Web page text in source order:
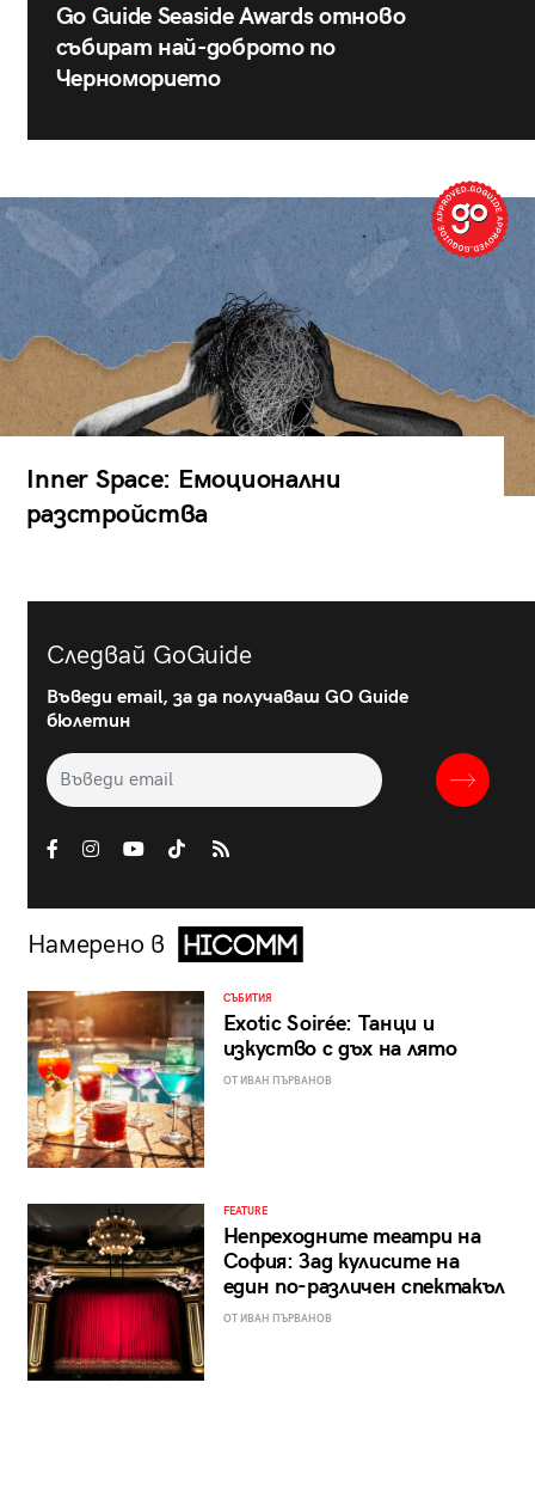
Go Guide Seaside Awards отново
събират най-доброто по
Черноморието
Inner Space: Емоционални
разстройства
Следвай GoGuide
Въведи email, за да получаваш GO Guide
бюлетин
Намерено в
СЪБИТИЯ
Exotic Soirée: Танци и
изкуство с дъх на лято
ОТ ИВАН ПЪРВАНОВ
FEATURE
Непреходните театри на
София: Зад кулисите на
един по-различен спектакъл
ОТ ИВАН ПЪРВАНОВ